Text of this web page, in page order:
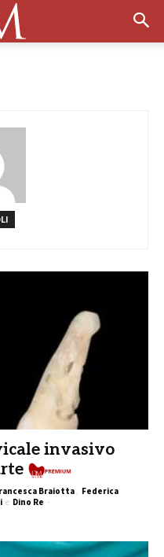
invasivo
Braiotta , Federica
e Dino Re -